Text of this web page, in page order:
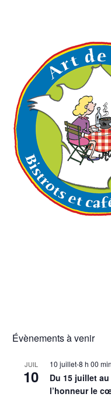
Évènements à venir
JUIL
10
10 juillet-8 h 00 min
Du 15 juillet
l’honneur le